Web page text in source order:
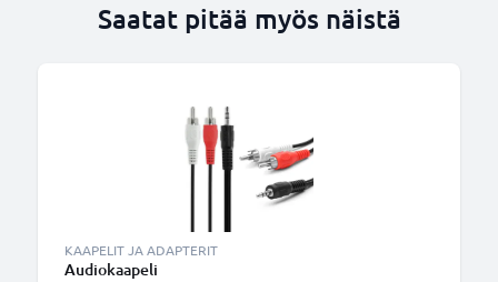
Saatat pitää myös näistä
KAAPELIT JA ADAPTERIT
Audiokaapeli